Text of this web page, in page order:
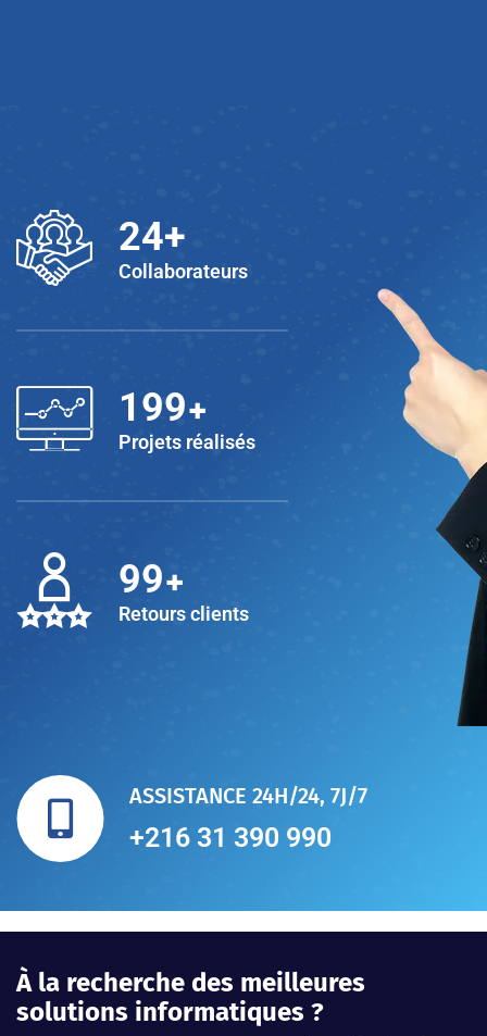
25+
Collaborateurs
200+
Projets réalisés
100
Retours clients
ASSISTANCE 24H/24, 7J/7
+216 31 390 990
À la recherche des meilleures
solutions informatiques ?